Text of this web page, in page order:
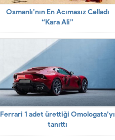
Osmanlı’nın En Acımasız Celladı
“Kara Ali”
Ferrari 1 adet ürettiği Omologata’yı
tanıttı